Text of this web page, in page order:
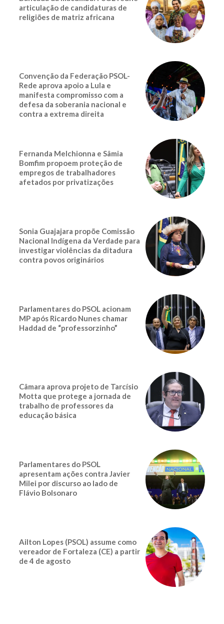
articulação de candidaturas de
religiões de matriz africana
Convenção da Federação PSOL-
Rede aprova apoio a Lula e
manifesta compromisso com a
defesa da soberania nacional e
contra a extrema direita
Fernanda Melchionna e Sâmia
Bomfim propoem proteção de
empregos de trabalhadores
afetados por privatizações
Sonia Guajajara propõe Comissão
Nacional Indígena da Verdade para
investigar violências da ditadura
contra povos originários
Parlamentares do PSOL acionam
MP após Ricardo Nunes chamar
Haddad de “professorzinho”
Câmara aprova projeto de Tarcísio
Motta que protege a jornada de
trabalho de professores da
educação básica
Parlamentares do PSOL
apresentam ações contra Javier
Milei por discurso ao lado de
Flávio Bolsonaro
Ailton Lopes (PSOL) assume como
vereador de Fortaleza (CE) a partir
de 4 de agosto